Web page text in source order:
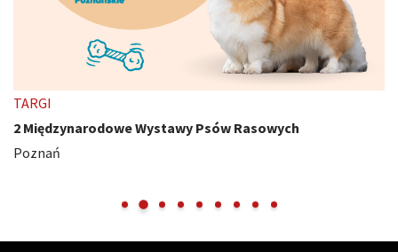
TARGI
2 Międzynarodowe Wystawy Psów Rasowych
Poznań